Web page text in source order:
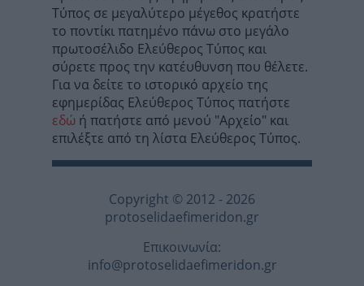
Τύπος σε μεγαλύτερο μέγεθος κρατήστε
το ποντίκι πατημένο πάνω στο μεγάλο
πρωτοσέλιδο Ελεύθερος Τύπος και
σύρετε προς την κατέυθυνση που θέλετε.
Για να δείτε το ιστορικό αρχείο της
εφημερίδας Ελεύθερος Τύπος πατήστε
εδώ ή πατήστε από μενού "Αρχείο" και
επιλέξτε από τη λίστα Ελεύθερος Τύπος.
Copyright © 2012 - 2026
protoselidaefimeridon.gr
Επικοινωνία:
info@protoselidaefimeridon.gr